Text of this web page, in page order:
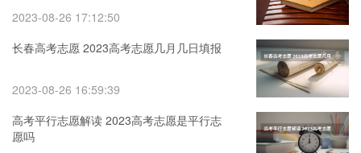
2023-08-26 17:12:50
长春高考志愿 2023高考志愿几月几日填报
2023-08-26 16:59:39
高考平行志愿解读 2023高考志愿是平行志
愿吗